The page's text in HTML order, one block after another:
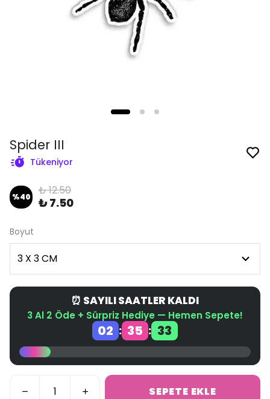
Spider III
Tükeniyor
%40 ₺ 12.50
₺ 7.50
Boyut
⏰ SAYILI SAATLER KALDI
3 Al 2 Öde + Sürpriz Hediye — Hemen Sepete!
02 : 35 : 32
SEPETE EKLE